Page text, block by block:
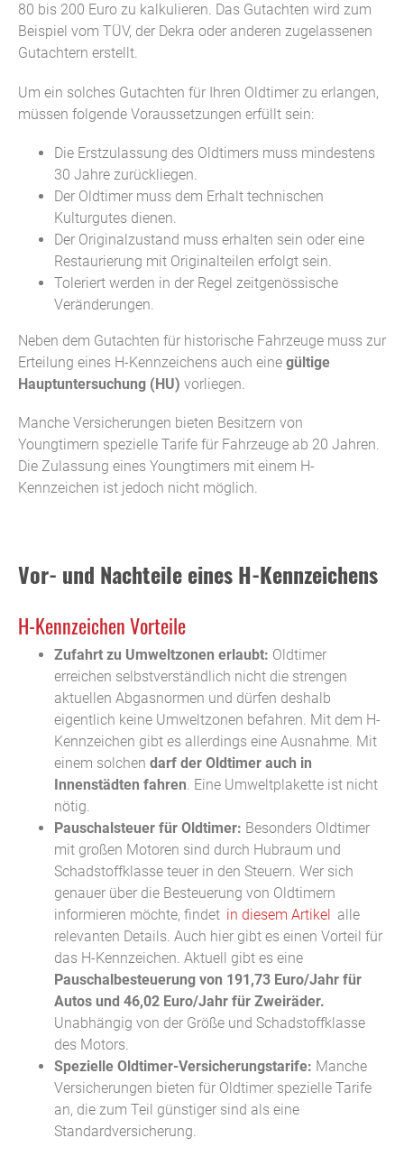
80 bis 200 Euro zu kalkulieren. Das Gutachten wird zum
Beispiel vom TÜV, der Dekra oder anderen zugelassenen
Gutachtern erstellt.
Um ein solches Gutachten für Ihren Oldtimer zu erlangen,
müssen folgende Voraussetzungen erfüllt sein:
Die Erstzulassung des Oldtimers muss mindestens
30 Jahre zurückliegen.
Der Oldtimer muss dem Erhalt technischen
Kulturgutes dienen.
Der Originalzustand muss erhalten sein oder eine
Restaurierung mit Originalteilen erfolgt sein.
Toleriert werden in der Regel zeitgenössische
Veränderungen.
Neben dem Gutachten für historische Fahrzeuge muss zur
Erteilung eines H-Kennzeichens auch eine gültige
Hauptuntersuchung (HU) vorliegen.
Manche Versicherungen bieten Besitzern von
Youngtimern spezielle Tarife für Fahrzeuge ab 20 Jahren.
Die Zulassung eines Youngtimers mit einem H-
Kennzeichen ist jedoch nicht möglich.
Vor- und Nachteile eines H-Kennzeichens
H-Kennzeichen Vorteile
Zufahrt zu Umweltzonen erlaubt: Oldtimer
erreichen selbstverständlich nicht die strengen
aktuellen Abgasnormen und dürfen deshalb
eigentlich keine Umweltzonen befahren. Mit dem H-
Kennzeichen gibt es allerdings eine Ausnahme. Mit
einem solchen darf der Oldtimer auch in
Innenstädten fahren. Eine Umweltplakette ist nicht
nötig.
Pauschalsteuer für Oldtimer: Besonders Oldtimer
mit großen Motoren sind durch Hubraum und
Schadstoffklasse teuer in den Steuern. Wer sich
genauer über die Besteuerung von Oldtimern
informieren möchte, findet in diesem Artikel alle
relevanten Details. Auch hier gibt es einen Vorteil für
das H-Kennzeichen. Aktuell gibt es eine
Pauschalbesteuerung von 191,73 Euro/Jahr für
Autos und 46,02 Euro/Jahr für Zweiräder.
Unabhängig von der Größe und Schadstoffklasse
des Motors.
Spezielle Oldtimer-Versicherungstarife: Manche
Versicherungen bieten für Oldtimer spezielle Tarife
an, die zum Teil günstiger sind als eine
Standardversicherung.